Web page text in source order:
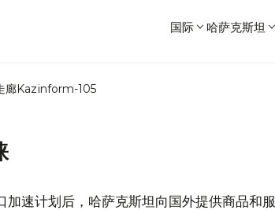
国际 哈萨克斯坦
廊Kazinform-105
速计划后，哈萨克斯坦向国外提供商品和服